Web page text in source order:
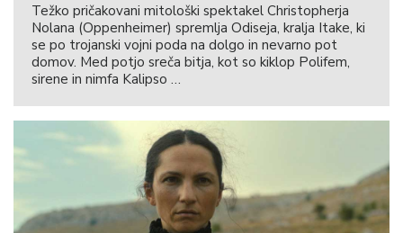
Težko pričakovani mitološki spektakel Christopherja
Nolana (Oppenheimer) spremlja Odiseja, kralja Itake, ki
se po trojanski vojni poda na dolgo in nevarno pot
domov. Med potjo sreča bitja, kot so kiklop Polifem,
sirene in nimfa Kalipso …